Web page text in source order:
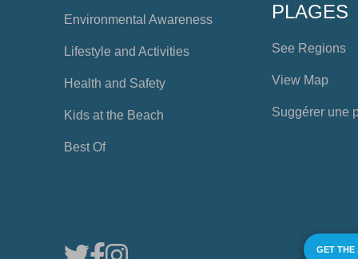
Environmental Awareness
Lifestyle and Activities
Health and Safety
Kids at the Beach
Best Of
PLAGES
See Regions
View Map
Suggérer une
GET THE